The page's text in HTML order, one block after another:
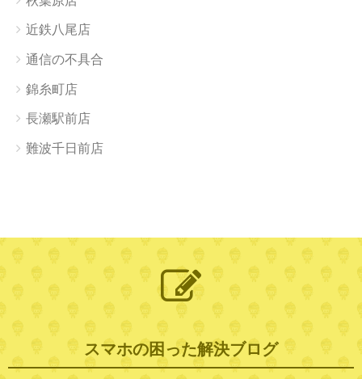
近鉄八尾店
通信の不具合
錦糸町店
長瀬駅前店
難波千日前店
スマホの困った解決ブログ